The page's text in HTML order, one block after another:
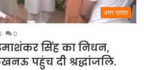
उत्तर प्रदेश
0
सिंह का निधन,
पहुंच दी श्रद्धांजलि.